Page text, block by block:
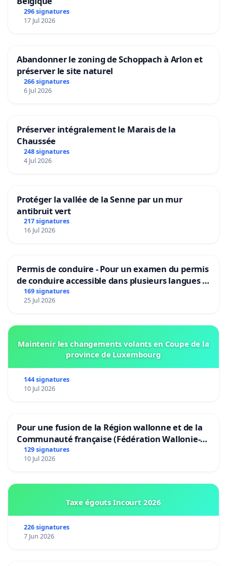
296 signatures
17 Jul 2026
Abandonner le zoning de Schoppach à Arlon et
préserver le site naturel
266 signatures
6 Jul 2026
Préserver intégralement le Marais de la
Chaussée
248 signatures
4 Jul 2026
Protéger la vallée de la Senne par un mur
antibruit vert
217 signatures
16 Jul 2026
Permis de conduire - Pour un examen du permis
de conduire accessible dans plusieurs langues à
Bruxelles
169 signatures
25 Jul 2026
Maintenir les changements volants en Coupe de la
province de Luxembourg
144 signatures
10 Jul 2026
Pour une fusion de la Région wallonne et de la
Communauté française (Fédération Wallonie-
Bruxelles)
129 signatures
10 Jul 2026
Taxe égouts Incourt 2026
226 signatures
7 Jun 2026